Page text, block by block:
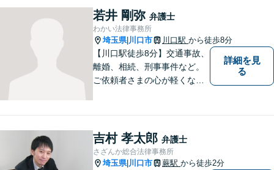
識と経験豊富な弁護士
方法を無料で診断しま
す。
若井 剛弥 弁護士
わかい法律事務所
埼玉県| 川口市 川口駅 から徒歩8分
【川口駅徒歩8分】交通事故、
離婚、相続、刑事事件など。
ご依頼者さまの心が軽くなる
ることなく私にご相談くださ
い。【夜間相談可】
詳細を見
る
吉村 孝太郎 弁護士
さざんか総合法律事務所
埼玉県| 川口市 蕨駅 から徒歩2分